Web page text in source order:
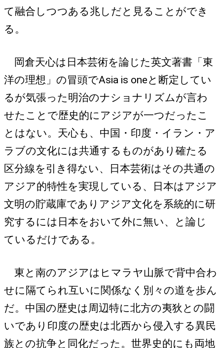
て融合しつつある兆しだと見ることができ
る。
岡倉天心は日本芸術を論じた英文著書「東
洋の理想」の冒頭でAsia is oneと断定してい
るが気張った明治のナショナリズムが言わ
せたことで歴史的にアジアが一つだったこ
とはない。天心も、中国・印度・イラン・ア
ラブの文化には共通するものがあり確たる
区分線を引き得ない、日本芸術はその共通の
アジア的特性を実現している、日本はアジア
文明の貯蔵庫でありアジア文化を系統的に研
究するには日本をおいて外に無い、と論じ
ているだけである。
東と南のアジアはヒマラヤ山脈で背中合わ
せに隔てられ互いに関係なく別々の道を歩ん
だ。中国の歴史は周辺特に北方の夷狄との闘
いであり印度の歴史は北西から侵入する異民
族との抗争と同化だった。世界史的にも両地